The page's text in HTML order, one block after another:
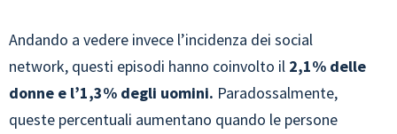
Andando a vedere invece l’incidenza dei social
network, questi episodi hanno coinvolto il 2,1% delle
donne e l’1,3% degli uomini. Paradossalmente,
queste percentuali aumentano quando le persone